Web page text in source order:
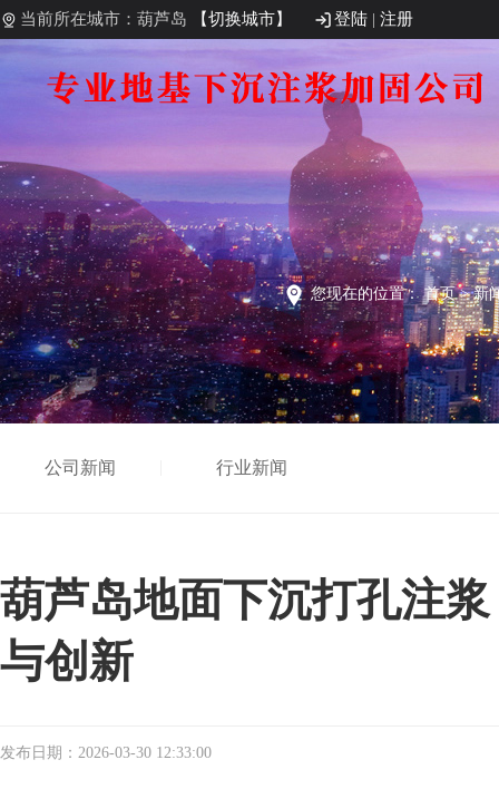
当前所在城市：葫芦岛 【切换城市】 登陆 | 注册
您现在的位置：首页>新
公司新闻 行业新闻
葫芦岛地面下沉打孔注
与创新
发布日期：2026-03-30 12:33:00